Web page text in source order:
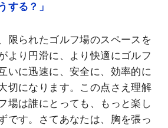
する？」
限られたゴルフ場のスペースを
より円滑に、より快適にゴルフ
いに迅速に、安全に、効率的に
切になります。この点さえ理解
場は誰にとっても、もっと楽し
です。さてあなたは、胸を張っ